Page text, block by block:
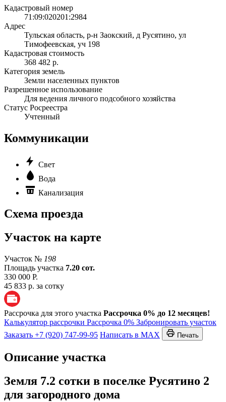
Кадастровый номер
71:09:020201:2984
Адрес
Тульская область, р-н Заокский, д Русятино, ул
Тимофеевская, уч 198
Кадастровая стоимость
368 482 р.
Категория земель
Земли населенных пунктов
Разрешенное использование
Для ведения личного подсобного хозяйства
Статус Росреестра
Учтенный
Коммуникации
Свет
Вода
Канализация
Схема проезда
Участок на карте
Участок № 198
Площадь участка 7.20 сот.
330 000 Р.
45 833 р. за сотку
Рассрочка для этого участка Рассрочка 0% до 12 месяцев!
Калькулятор рассрочки Рассрочка 0% Забронировать участок
Заказать +7 (920) 747-99-95 Написать в MAX Печать
Описание участка
Земля 7.2 сотки в поселке Русятино 2
для загородного дома